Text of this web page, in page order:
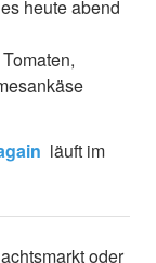
heute abend
läuft im
oder